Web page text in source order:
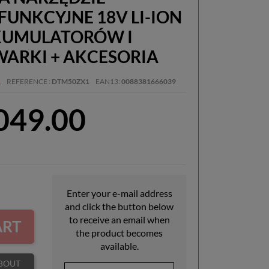
18V LI-ION
I
+ AKCESORIA
REFERENCE DTM50ZX1 EAN13 0088381666039
Enter your e-mail address
and click the button below
to receive an email when
the product becomes
available.